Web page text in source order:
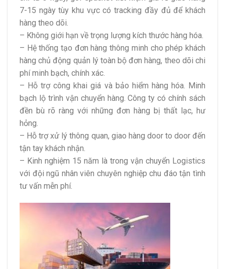
7-15 ngày tùy khu vực có tracking đầy đủ để khách
hàng theo dõi.
– Không giới hạn về trọng lượng kích thước hàng hóa.
– Hệ thống tạo đơn hàng thông minh cho phép khách
hàng chủ động quản lý toàn bộ đơn hàng, theo dõi chi
phí minh bạch, chính xác.
– Hỗ trợ công khai giá và bảo hiểm hàng hóa. Minh
bạch lộ trình vận chuyển hàng. Công ty có chính sách
đền bù rõ ràng với những đơn hàng bị thất lạc, hư
hỏng.
– Hỗ trợ xử lý thông quan, giao hàng door to door đến
tận tay khách nhận.
– Kinh nghiệm 15 năm là trong vận chuyển Logistics
với đội ngũ nhân viên chuyên nghiệp chu đáo tận tình
tư vấn mễn phí.